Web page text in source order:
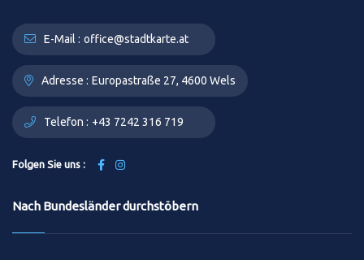
E-Mail : office@stadtkarte.at
Adresse : Europastraße 27, 4600 Wels
Telefon : +43 7242 316 719
Folgen Sie uns :
Nach Bundesländer durchstöbern